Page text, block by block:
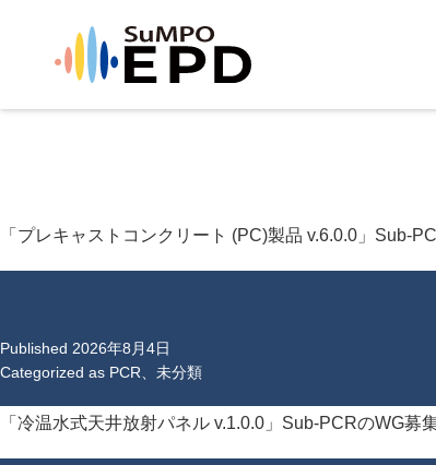
「プレキャストコンクリート (PC)製品 v.6.0.0」Sub-
Published 2026年8月4日
Categorized as PCR 未分類
「冷温水式天井放射パネル v.1.0.0」Sub-PCRのWG募